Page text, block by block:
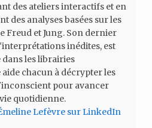
des ateliers interactifs et en
des analyses basées sur les
Freud et Jung. Son dernier
inédites, est
les librairies
aide chacun à décrypter les
pour avancer
quotidienne.
Lefèvre sur LinkedIn